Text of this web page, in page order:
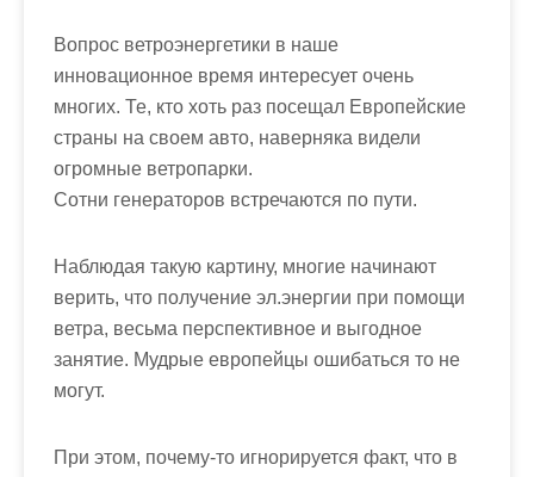
Вопрос ветроэнергетики в наше
инновационное время интересует очень
многих. Те, кто хоть раз посещал Европейские
страны на своем авто, наверняка видели
огромные ветропарки.
Сотни генераторов встречаются по пути.
Наблюдая такую картину, многие начинают
верить, что получение эл.энергии при помощи
ветра, весьма перспективное и выгодное
занятие. Мудрые европейцы ошибаться то не
могут.
При этом, почему-то игнорируется факт, что в